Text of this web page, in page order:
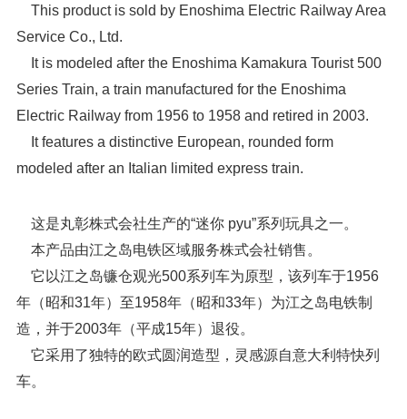
This product is sold by Enoshima Electric Railway Area
Service Co., Ltd.
It is modeled after the Enoshima Kamakura Tourist 500
Series Train, a train manufactured for the Enoshima
Electric Railway from 1956 to 1958 and retired in 2003.
It features a distinctive European, rounded form
modeled after an Italian limited express train.
这是丸彰株式会社生产的“迷你 pyu”系列玩具之一。
本产品由江之岛电铁区域服务株式会社销售。
它以江之岛镰仓观光500系列车为原型，该列车于1956
年（昭和31年）至1958年（昭和33年）为江之岛电铁制
造，并于2003年（平成15年）退役。
它采用了独特的欧式圆润造型，灵感源自意大利特快列
车。